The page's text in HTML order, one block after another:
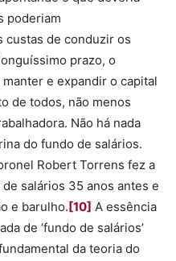
poderiam
custas de conduzir os
prazo, o
e expandir o capital
de todos, não menos
Não há nada
do fundo de salários.
Robert Torrens fez a
salários 35 anos antes e
e barulho.[10] A essência
de ‘fundo de salários’
da teoria do